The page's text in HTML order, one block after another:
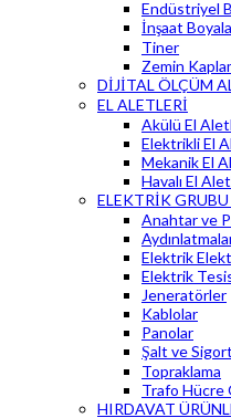
Endüstriyel
İnşaat
Tiner
Zemin
DİJİTAL ÖLÇÜM
EL ALETLERİ
Akülü El
Elektrikli El
Mekanik El
Havalı El
ELEKTRİK
Anahtar ve
Elektrik
Elektrik
Jeneratörler
Kablolar
Panolar
Şalt ve
Topraklama
Trafo Hücre
HIRDAVAT